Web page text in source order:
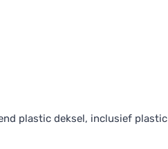
plastic deksel, inclusief plastic